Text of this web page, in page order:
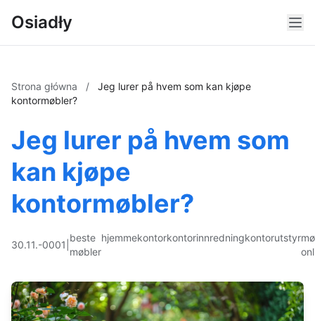
Osiadły
Strona główna /
Jeg lurer på hvem som kan kjøpe
kontormøbler?
Jeg lurer på hvem som
kan kjøpe
kontormøbler?
30.11.-0001
beste
møbler
hjemmekontorkontorinnredningkontorutstyr